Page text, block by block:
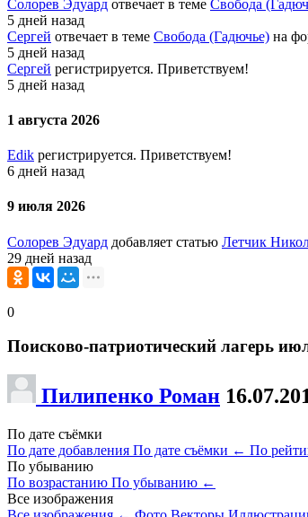
Солорев Эдуард отвечает в теме Свобода
5 дней назад
Сергей отвечает в теме Свобода (Гадючье) на
5 дней назад
Сергей регистрируется. Приветствуем!
5 дней назад
1 августа 2026
Edik регистрируется. Приветствуем!
6 дней назад
9 июля 2026
Солорев Эдуард добавляет статью Летчик
29 дней назад
0
Поисково-патриотический лагерь
Пилипенко Роман
По дате съёмки
По дате добавления По дате съёмки ← По
По убыванию
По возрастанию По убыванию ←
Все изображения